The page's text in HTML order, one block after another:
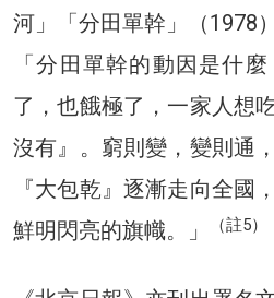
河」「分田單幹」（1978
「分田單幹的動因是什
了，也餓極了，一家人想
沒有』。窮則變，變則通
『大包乾』逐漸走向全國
鮮明閃亮的旗幟。」
（註5）